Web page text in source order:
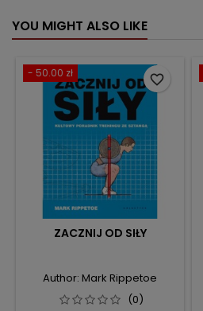
YOU MIGHT ALSO LIKE
- 50.00 zł
ZACZNIJ OD SIŁY
Author: Mark Rippetoe
(0)
favorite_border